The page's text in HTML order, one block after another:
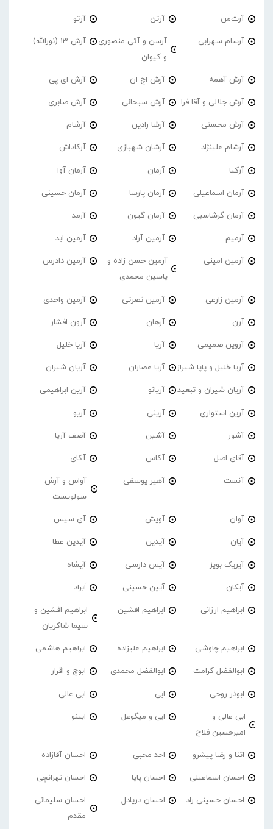
آرت‌من آرتن آرتو
آرسام سهرابی
آرسن و آتی منصوری
و کیوان
آرش 13 (نورالله)
آرش آهمه آرش اچ ان آرش ای پی
آرش جلالی و آقا فرا آرش سبحانی آرش صابری
آرش محسنی آرشا رادین آرشام
آرشام علینژاد آرشان شهبازی آرکاداش
آرکیا آرمان آرمان آوا
آرمان اسماعیلی آرمان پارسا آرمان حسینی
آرمان گرشاسبی آرمان گیون آرمد
آرمیم آرمین آراد آرمین ابد
آرمین امینی
آرمین حسن زاده و
یاسین محمدی
آرمین دادرس
آرمین زارعی آرمین نصرتی آرمین واحدی
آرن آرهان آرون افشار
آروین صمیمی آریا آریا خلیل
آریا خلیل و پاپا شیراز آریا عصاران آریان شیران
آریان شیران و تبعید آریانو آرین ابراهیمی
آرین استواری آرینی آریو
آشور آشین آصف آریا
آقای اصل آکاس آکای
آنست آهیر یوسفی
آواس و آرش
سولویست
آوان آویش آی سیس
آیان آیدین آیدین عطا
آیریک بویز آیس دارسی آیشاه
آیکان آیین حسینی اَبراد
ابراهیم ارزانی ابراهیم افشین
ابراهیم افشین و
سیما شاکریان
ابراهیم چاوشی ابراهیم علیزاده ابراهیم هاشمی
ابوالفضل کرامت ابوالفضل محمدی ابوچ و اقرار
ابوذر روحی ابی ابی عالی
ابی عالی و
امیرحسین فلاح
ابی و میگوعل ابینو
اثنا و رضا پیشرو احد محبی احسان آقازاده
احسان اسماعیلی احسان پایا احسان تهرانچی
احسان حسینی راد احسان دریادل
احسان سلیمانی
مقدم